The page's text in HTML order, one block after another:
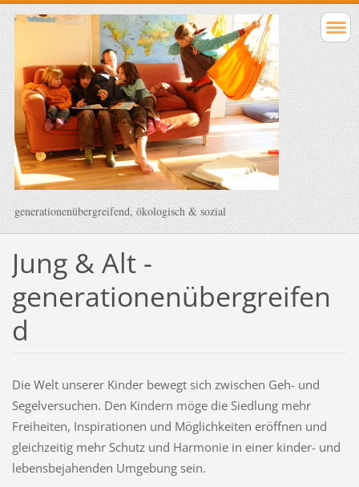
generationenübergreifend, ökologisch & sozial
Jung & Alt -
generationenübergreifen
d
Die Welt unserer Kinder bewegt sich zwischen Geh- und
Segelversuchen. Den Kindern möge die Siedlung mehr
Freiheiten, Inspirationen und Möglichkeiten eröffnen und
gleichzeitig mehr Schutz und Harmonie in einer kinder- und
lebensbejahenden Umgebung sein.